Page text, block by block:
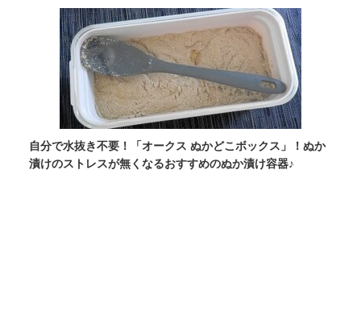
自分で水抜き不要！「オークス ぬかどこボックス」！ぬか
漬けのストレスが無くなるおすすめのぬか漬け容器♪